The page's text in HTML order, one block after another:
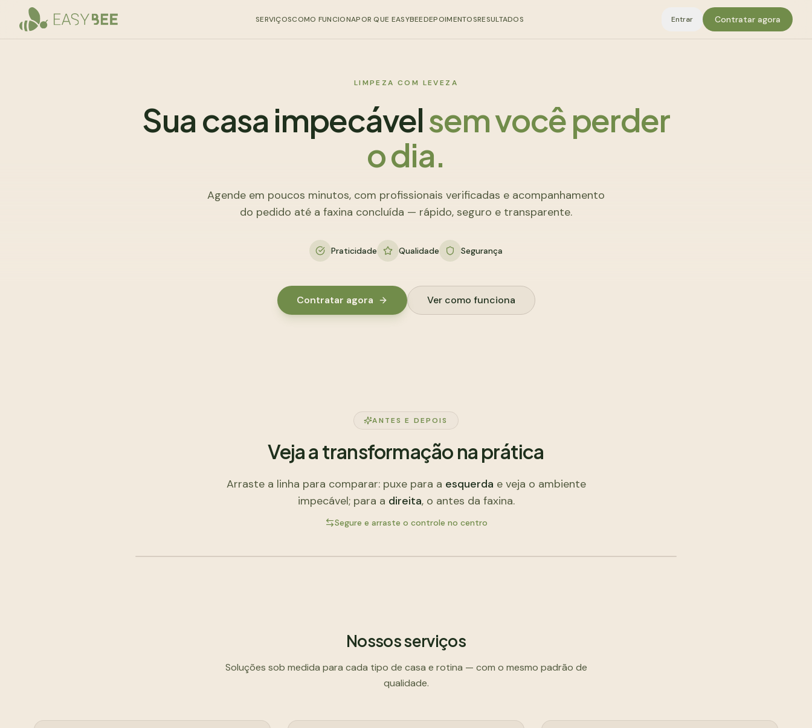
SERVIÇOSCOMO FUNCIONAPOR QUE EASYBEEDEPOIMENTOSRESULTADOS Entrar Contratar agora
LIMPEZA COM LEVEZA
Sua casa impecávelsem você perder
o dia.
Agende em poucos minutos, com profissionais verificadas e acompanhamento
do pedido até a faxina concluída — rápido, seguro e transparente.
Praticidade Qualidade Segurança
Contratar agora Ver como funciona
ANTES E DEPOIS
Veja a transformação na prática
Arraste a linha para comparar: puxe para a esquerda e veja o ambiente
impecável; para a direita, o antes da faxina.
Segure e arraste o controle no centro
Nossos serviços
Soluções sob medida para cada tipo de casa e rotina — com o mesmo padrão de
qualidade.